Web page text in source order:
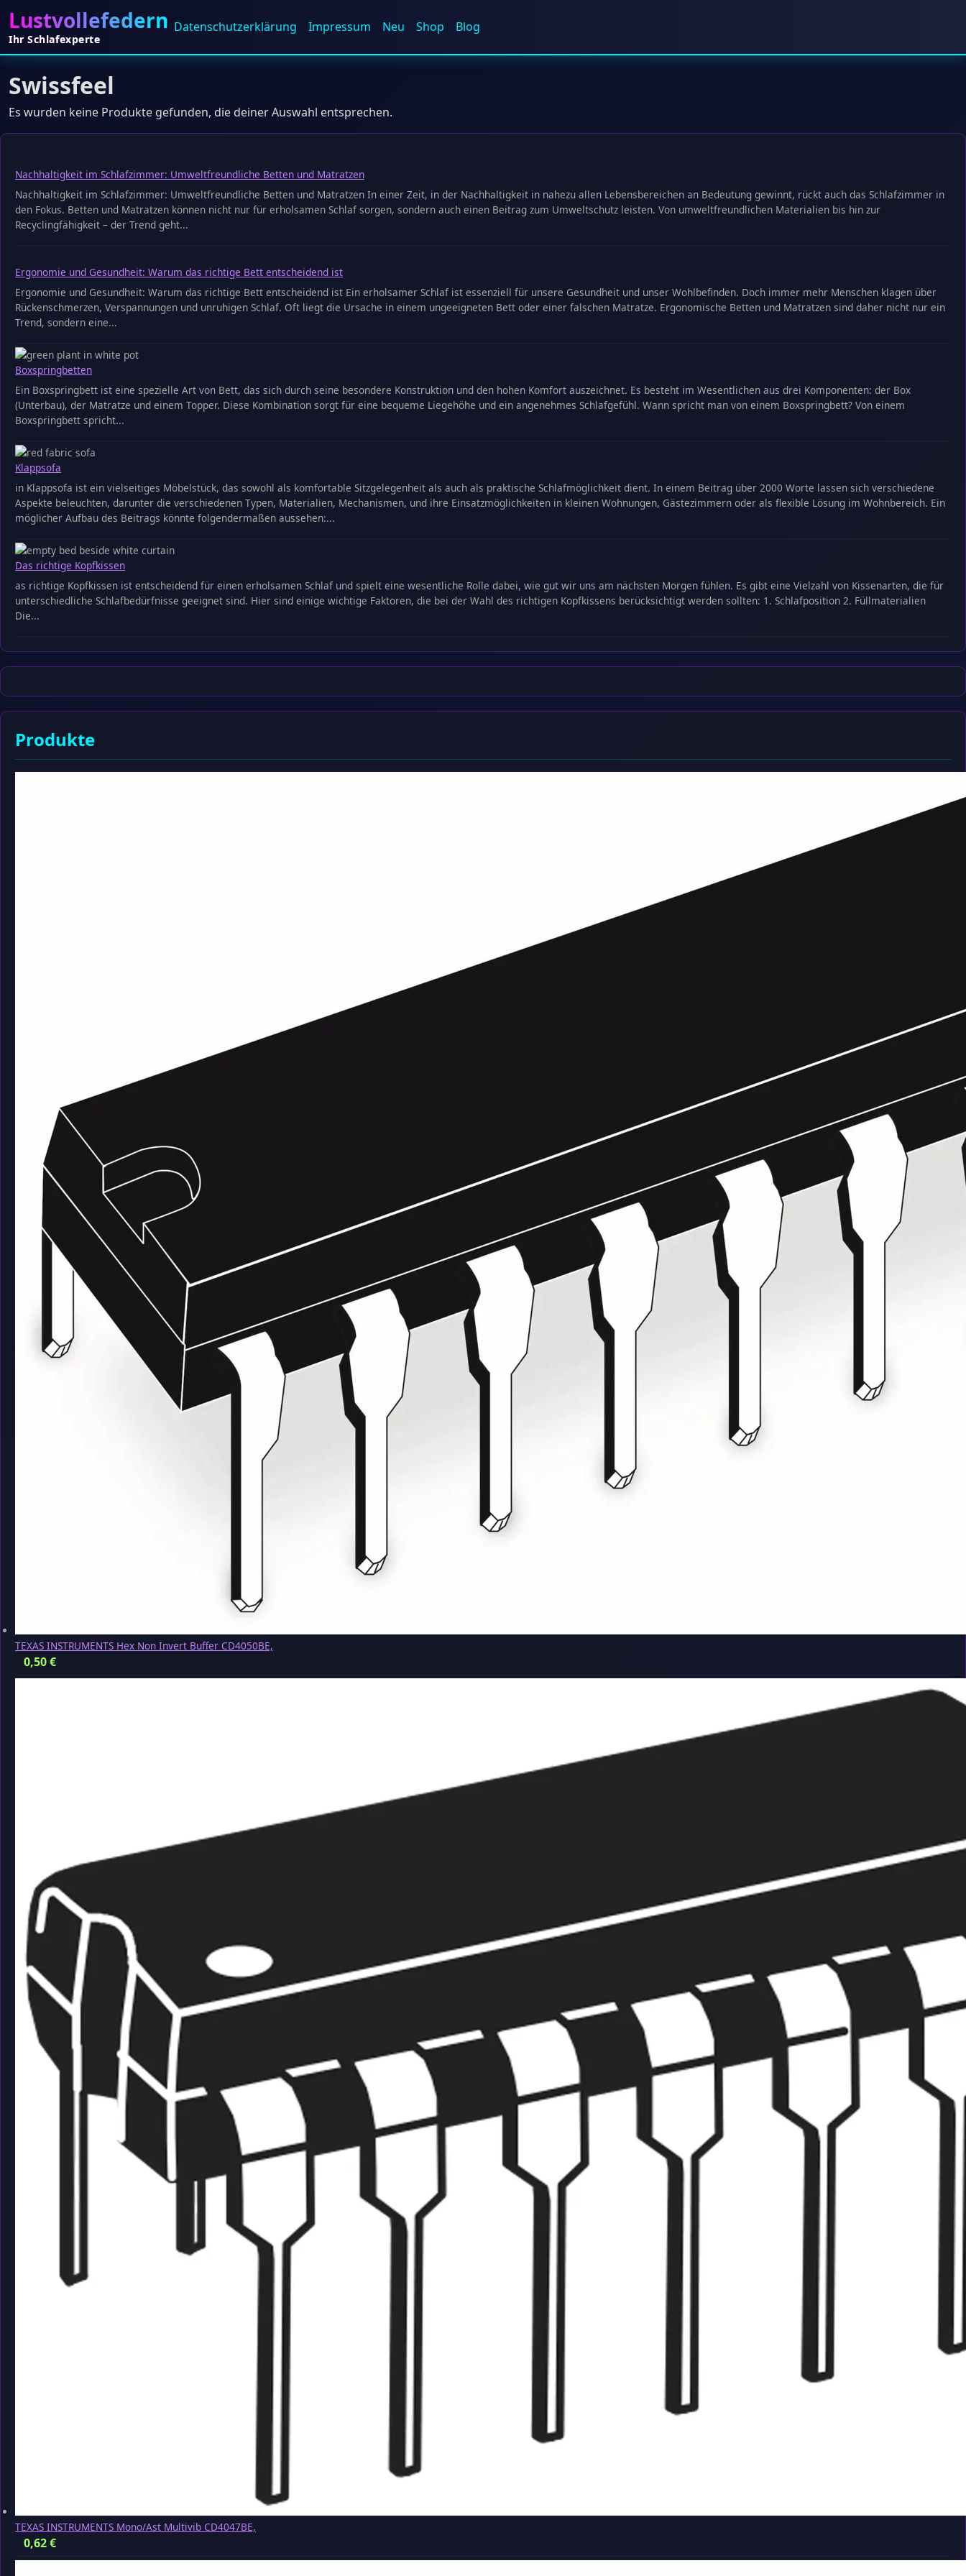
Lustvollefedern
Ihr Schlafexperte
Datenschutz­erklärung Impressum Neu Shop Blog
Swissfeel
Es wurden keine Produkte gefunden, die deiner Auswahl entsprechen.
Nachhaltigkeit im Schlafzimmer: Umweltfreundliche Betten und Matratzen
Nachhaltigkeit im Schlafzimmer: Umweltfreundliche Betten und Matratzen In einer Zeit, in der Nachhaltigkeit in nahezu allen Lebensbereichen an Bedeutung gewinnt, rückt auch das Schlafzimmer in
den Fokus. Betten und Matratzen können nicht nur für erholsamen Schlaf sorgen, sondern auch einen Beitrag zum Umweltschutz leisten. Von umweltfreundlichen Materialien bis hin zur
Recyclingfähigkeit – der Trend geht...
Ergonomie und Gesundheit: Warum das richtige Bett entscheidend ist
Ergonomie und Gesundheit: Warum das richtige Bett entscheidend ist Ein erholsamer Schlaf ist essenziell für unsere Gesundheit und unser Wohlbefinden. Doch immer mehr Menschen klagen über
Rückenschmerzen, Verspannungen und unruhigen Schlaf. Oft liegt die Ursache in einem ungeeigneten Bett oder einer falschen Matratze. Ergonomische Betten und Matratzen sind daher nicht nur ein
Trend, sondern eine...
Boxspringbetten
Ein Boxspringbett ist eine spezielle Art von Bett, das sich durch seine besondere Konstruktion und den hohen Komfort auszeichnet. Es besteht im Wesentlichen aus drei Komponenten: der Box
(Unterbau), der Matratze und einem Topper. Diese Kombination sorgt für eine bequeme Liegehöhe und ein angenehmes Schlafgefühl. Wann spricht man von einem Boxspringbett? Von einem
Boxspringbett spricht...
Klappsofa
in Klappsofa ist ein vielseitiges Möbelstück, das sowohl als komfortable Sitzgelegenheit als auch als praktische Schlafmöglichkeit dient. In einem Beitrag über 2000 Worte lassen sich verschiedene
Aspekte beleuchten, darunter die verschiedenen Typen, Materialien, Mechanismen, und ihre Einsatzmöglichkeiten in kleinen Wohnungen, Gästezimmern oder als flexible Lösung im Wohnbereich. Ein
möglicher Aufbau des Beitrags könnte folgendermaßen aussehen:...
Das richtige Kopfkissen
as richtige Kopfkissen ist entscheidend für einen erholsamen Schlaf und spielt eine wesentliche Rolle dabei, wie gut wir uns am nächsten Morgen fühlen. Es gibt eine Vielzahl von Kissenarten, die für
unterschiedliche Schlafbedürfnisse geeignet sind. Hier sind einige wichtige Faktoren, die bei der Wahl des richtigen Kopfkissens berücksichtigt werden sollten: 1. Schlafposition 2. Füllmaterialien
Die...
Produkte
TEXAS INSTRUMENTS Hex Non Invert Buffer CD4050BE,
0,50€
TEXAS INSTRUMENTS Mono/Ast Multivib CD4047BE,
0,62€